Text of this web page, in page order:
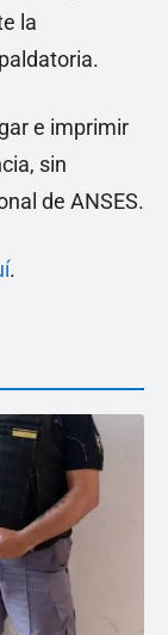
la
e imprimir
sin
de ANSES.
.